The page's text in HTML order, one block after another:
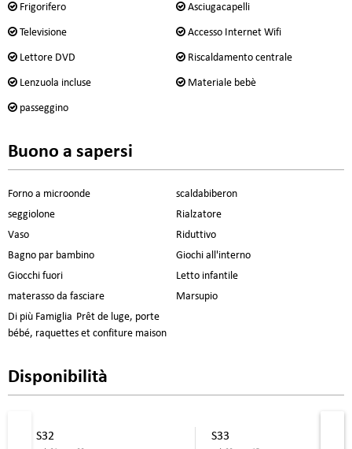
Frigorifero Asciugacapelli
Televisione Accesso Internet Wifi
Lettore DVD Riscaldamento centrale
Lenzuola incluse Materiale bebè
passeggino
Buono a sapersi
Forno a microonde
scaldabiberon
seggiolone
Rialzatore
Vaso
Riduttivo
Bagno par bambino
Giochi all'interno
Giocchi fuori
Letto infantile
materasso da fasciare
Marsupio
Di più Famiglia Prêt de luge, porte
bébé, raquettes et confiture maison
Disponibilità
S32 S33